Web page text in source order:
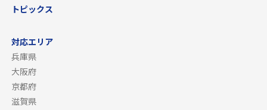
トピックス
対応エリア
兵庫県
大阪府
京都府
滋賀県